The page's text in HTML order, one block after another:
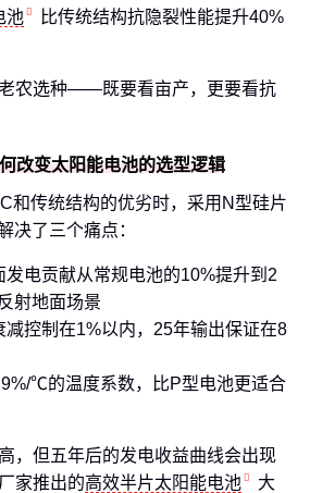
池
比传统结构抗隐裂性能提升40%
农选种——既要看亩产，更要看抗
改变太阳能电池的选型逻辑
和传统结构的优劣时，采用N型硅片
决了三个痛点：
发电贡献从常规电池的10%提升到2
射地面场景
减控制在1%以内，25年输出保证在8
℃的温度系数，比P型电池更适合
，但五年后的发电收益曲线会出现
家推出的高效半片太阳能电池
大